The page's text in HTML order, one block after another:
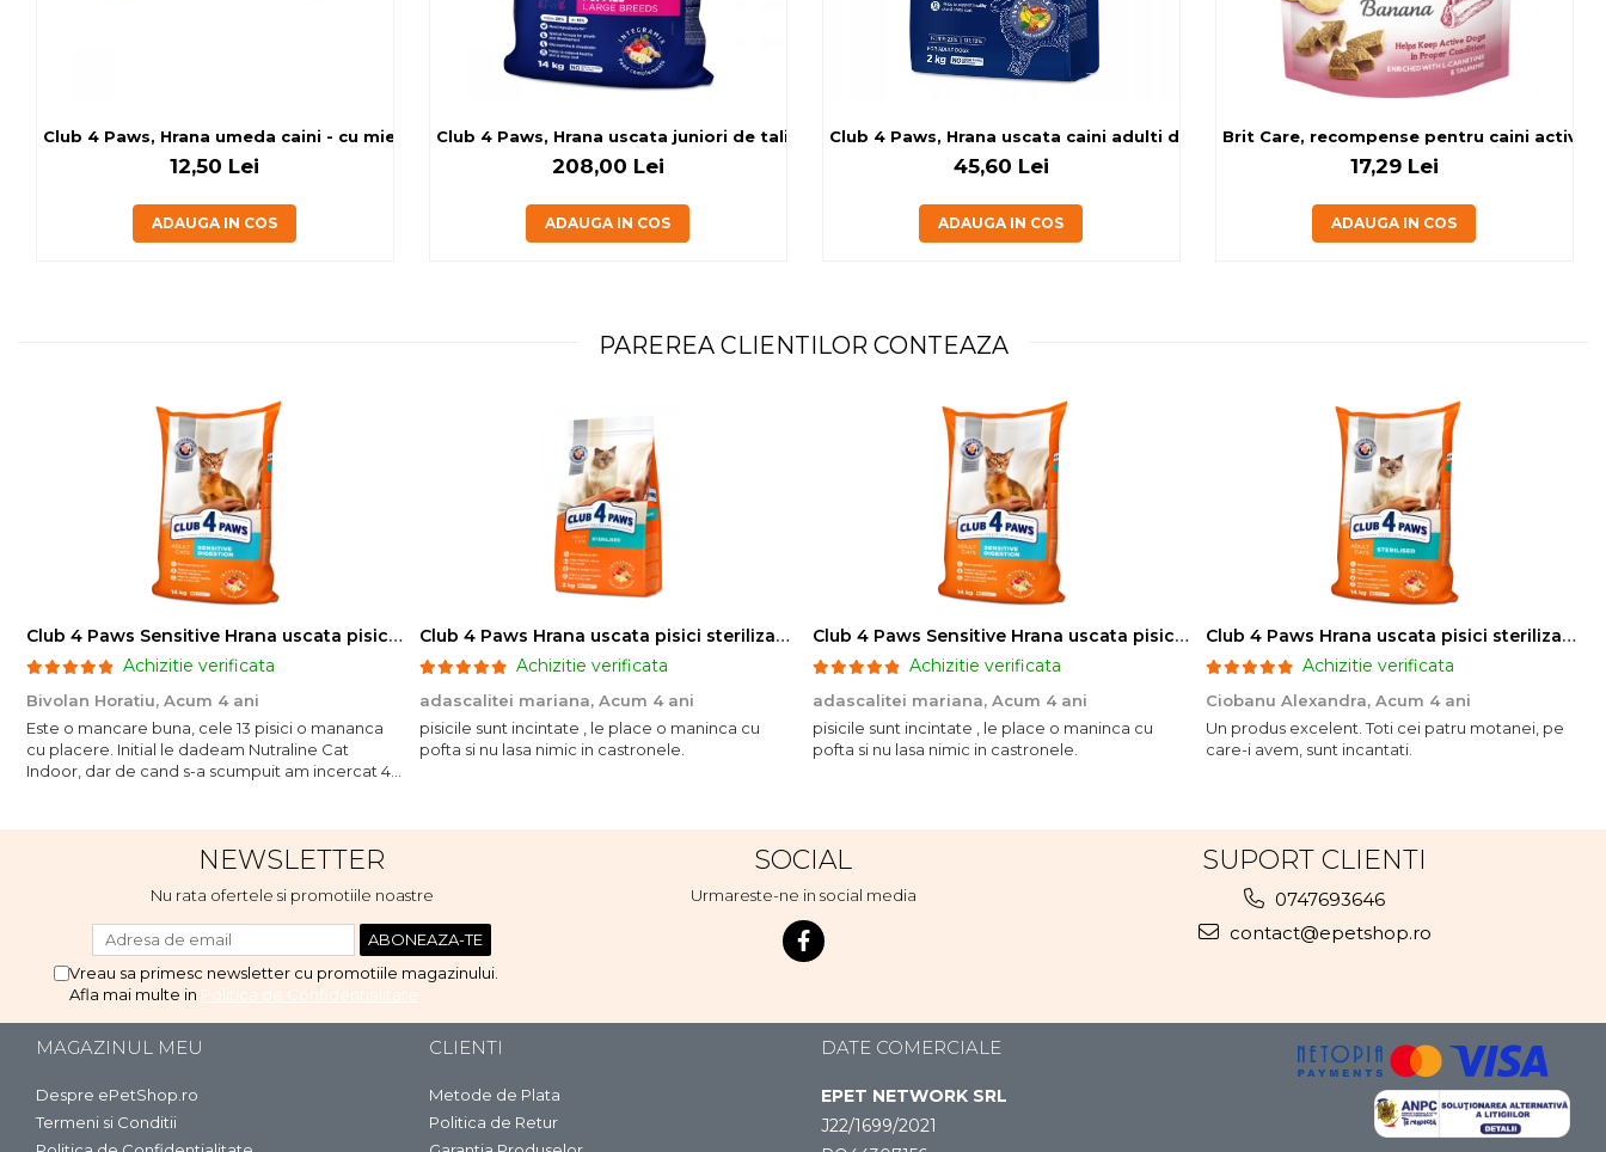
Club 4 Paws, Hrana umeda caini - cu miel, set 5+1, 6x80 g
12,50 Lei
ADAUGA IN COS
Club 4 Paws, Hrana uscata juniori de talie mare, cu pui, 14kg
208,00 Lei
ADAUGA IN COS
Club 4 Paws, Hrana uscata caini adulti de talie mica, miel si orez, 2kg
45,60 Lei
ADAUGA IN COS
Brit Care, recompense pentru caini activi,
17,29 Lei
ADAUGA IN COS
PAREREA CLIENTILOR CONTEAZA
Club 4 Paws Sensitive Hrana uscata pisici adulte, 14kg
Achizitie verificata
Bivolan Horatiu, Acum 4 ani
Este o mancare buna, cele 13 pisici o mananca
cu placere. Initial le dadeam Nutraline Cat
Indoor, dar de cand s-a scumpuit am incercat 4
continua cu acest brand...
Club 4 Paws Hrana uscata pisici sterilizate, 2kg
Achizitie verificata
adascalitei mariana, Acum 4 ani
pisicile sunt incintate , le place o maninca cu
pofta si nu lasa nimic in castronele.
Club 4 Paws Sensitive Hrana uscata pisici adulte, 14kg
Achizitie verificata
adascalitei mariana, Acum 4 ani
pisicile sunt incintate , le place o maninca cu
pofta si nu lasa nimic in castronele.
Club 4 Paws Hrana uscata pisici sterilizate, 14kg
Achizitie verificata
Ciobanu Alexandra, Acum 4 ani
Un produs excelent. Toti cei patru motanei, pe
care-i avem, sunt incantati.
NEWSLETTER
Nu rata ofertele si promotiile noastre
Vreau sa primesc newsletter cu promotiile magazinului.
Afla mai multe in Politica de Confidentialitate
SOCIAL
Urmareste-ne in social media
SUPORT CLIENTI
0747693646
contact@epetshop.ro
MAGAZINUL MEU
Despre ePetShop.ro
Termeni si Conditii
CLIENTI
Metode de Plata
Politica de Retur
DATE COMERCIALE
EPET NETWORK SRL
J22/1699/2021